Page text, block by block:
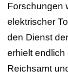
Forschungen
elektrischer
den Dienst
erhielt
Reichsamt